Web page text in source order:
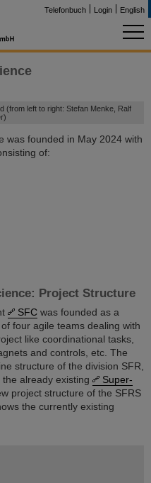
Telefonbuch Login English
(from left to right: Stefan Menke, Ralf
was founded in May 2024 with
of:
Project Structure
SFC was founded as a
of four agile teams dealing with
like coordinational tasks,
and controls, etc. The
structure of the division SFR,
already existing
Super-
project structure of the SFRS
the currently existing